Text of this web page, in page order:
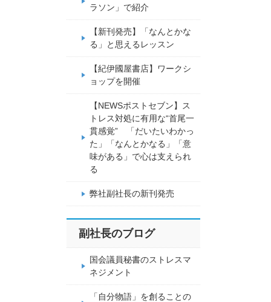
ラソン」で紹介
【新刊発売】「なんとかな
る」と思えるレッスン
【紀伊國屋書店】ワークシ
ョップを開催
【NEWSポストセブン】ス
トレス対処に有用な“首尾一
貫感覚” 「だいたいわかっ
た」「なんとかなる」「意
味がある」で心は支えられ
る
弊社副社長の新刊発売
副社長のブログ
国会議員秘書のストレスマ
ネジメント
「自分物語」を創ることの